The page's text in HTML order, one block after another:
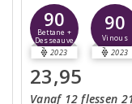
90
Bettane +
Desseauve
2023
90
Vinous
2023
23,95
Vanaf 12 flessen